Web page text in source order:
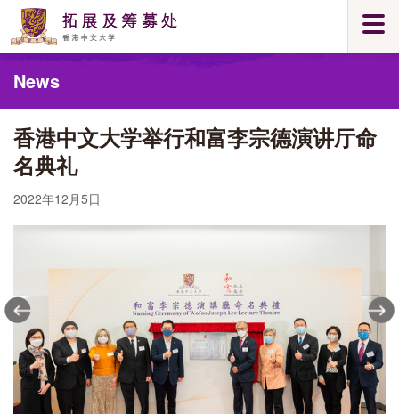
Skip
main
Main
content
News
香港中文大学举行和富李宗德演讲厅命
名典礼
2022年12月5日